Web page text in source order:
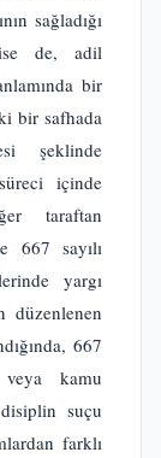
sağladığı
ise de, adil
bir
bir safhada
şeklinde
içinde
taraftan
667 sayılı
yargı
düzenlenen
667
kamu
suçu
farklı